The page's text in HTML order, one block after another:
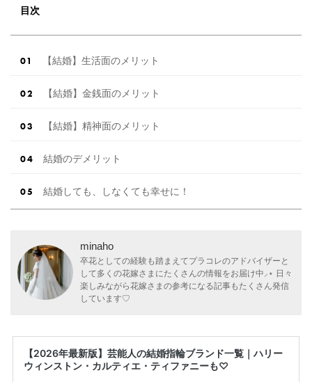
目次
【結婚】生活面のメリット
【結婚】金銭面のメリット
【結婚】精神面のメリット
結婚のデメリット
結婚しても、しなくても幸せに！
minaho
卒花としての経験も踏まえてプラコレのアドバイザーと
して多くの花嫁さまにたくさんの情報をお届け中⸝⋆ 日々
楽しみながら花嫁さまの参考になる記事もたくさん発信
しています♡
【2026年最新版】芸能人の結婚指輪ブランド一覧｜ハリー
ウィンストン・カルティエ・ティファニーも♡